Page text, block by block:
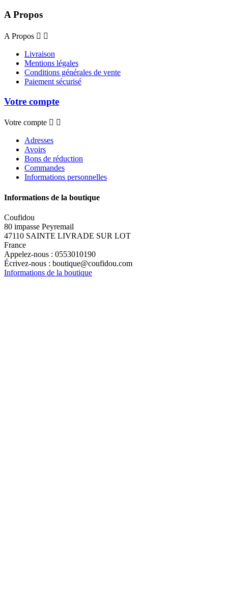
A Propos
A Propos  
Livraison
Mentions légales
Conditions générales de vente
Paiement sécurisé
Votre compte
Votre compte  
Adresses
Avoirs
Bons de réduction
Commandes
Informations personnelles
Informations de la boutique
Coufidou
80 impasse Peyremail
47110 SAINTE LIVRADE SUR LOT
France
Appelez-nous : 0553010190
Écrivez-nous : boutique@coufidou.com
Informations de la boutique